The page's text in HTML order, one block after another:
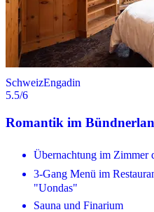
SchweizEngadin
5.5/6
Romantik im
Übernachtung im Zimmer
3-Gang Menü im
"Uondas"
Sauna und Finarium